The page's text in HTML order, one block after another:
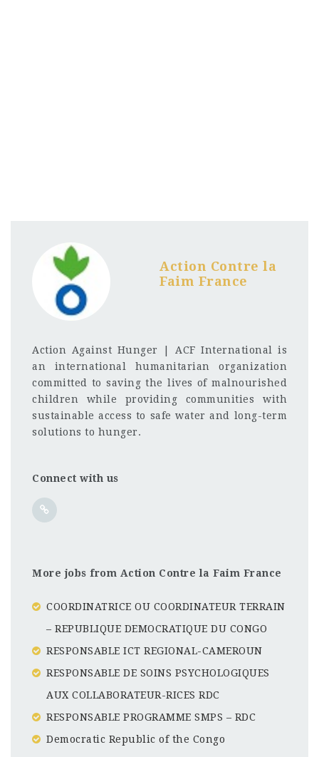
Action Contre la
Faim France
Action Against Hunger | ACF International is
an international humanitarian organization
committed to saving the lives of malnourished
children while providing communities with
sustainable access to safe water and long-term
solutions to hunger.
Connect with us
More jobs from Action Contre la Faim France
COORDINATRICE OU COORDINATEUR TERRAIN
– REPUBLIQUE DEMOCRATIQUE DU CONGO
RESPONSABLE ICT REGIONAL-CAMEROUN
RESPONSABLE DE SOINS PSYCHOLOGIQUES
AUX COLLABORATEUR-RICES RDC
RESPONSABLE PROGRAMME SMPS – RDC
Democratic Republic of the Congo